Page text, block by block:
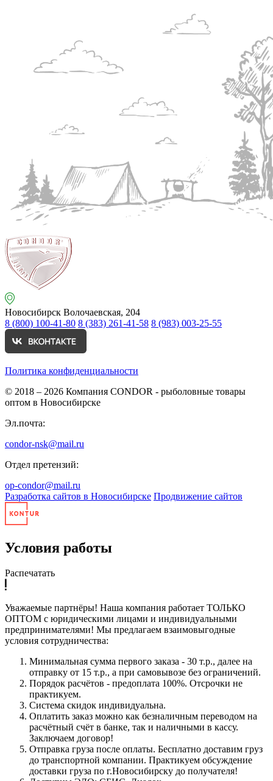
Новосибирск Волочаевская, 204
8 (800) 100-41-80 8 (383) 261-41-58 8 (983) 003-25-55
Политика конфиденциальности
© 2018 – 2026 Компания CONDOR - рыболовные товары
оптом в Новосибирске
Эл.почта:
condor-nsk@mail.ru
Отдел претензий:
op-condor@mail.ru
Разработка сайтов в Новосибирске Продвижение сайтов
Условия работы
Распечатать
Уважаемые партнёры! Наша компания работает ТОЛЬКО
ОПТОМ с юридическими лицами и индивидуальными
предпринимателями! Мы предлагаем взаимовыгодные
условия сотрудничества:
Минимальная сумма первого заказа - 30 т.р., далее на
отправку от 15 т.р., а при самовывозе без ограничений.
Порядок расчётов - предоплата 100%. Отсрочки не
практикуем.
Система скидок индивидуальна.
Оплатить заказ можно как безналичным переводом на
расчётный счёт в банке, так и наличными в кассу.
Заключаем договор!
Отправка груза после оплаты. Бесплатно доставим груз
до транспортной компании. Практикуем обсуждение
доставки груза по г.Новосибирску до получателя!